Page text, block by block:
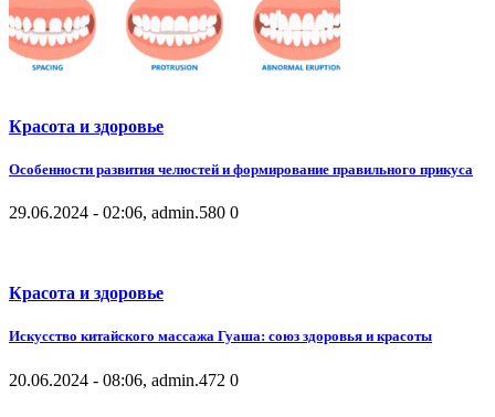
Красота и здоровье
Особенности развития челюстей и формирование правильного прикуса
29.06.2024 - 02:06, admin.580 0
Красота и здоровье
Искусство китайского массажа Гуаша: союз здоровья и красоты
20.06.2024 - 08:06, admin.472 0